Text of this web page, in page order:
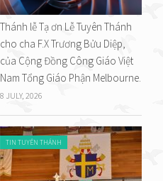
Thánh lễ Tạ ơn Lễ Tuyên Thánh
cho cha F.X Trương Bửu Diệp,
của Cộng Đồng Công Giáo Việt
Nam Tổng Giáo Phận Melbourne.
8 JULY, 2026
TIN TUYÊN THÁNH